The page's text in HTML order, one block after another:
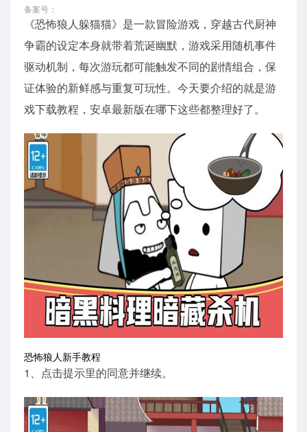
备案号：
《恐怖狼人躲猫猫》是一款冒险游戏，穿越古代厨神
争霸的设定本身就带着荒诞幽默，游戏采用随机事件
驱动机制，每次游玩都可能触发不同的剧情组合，保
证体验的新鲜感与重复可玩性。今天要介绍的就是游
戏下载教程，安卓最新版在哪下这些都整理好了。
恐怖狼人新手教程
1、点击提示里的同意并继续。